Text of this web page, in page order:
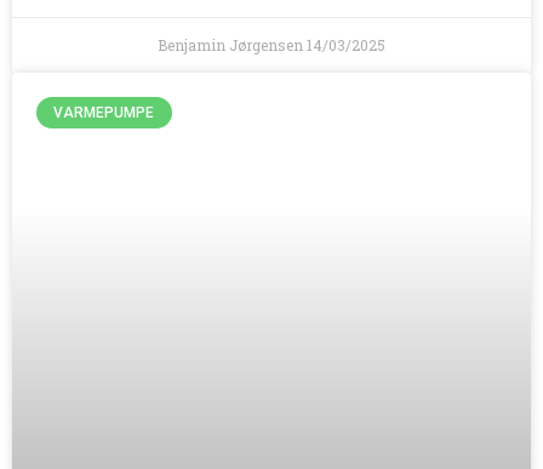
Benjamin Jørgensen 14/03/2025
VARMEPUMPE